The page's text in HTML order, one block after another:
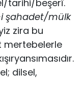
tarihi/beşerî.
şahadet/mülk
zira bu
mertebelerle
dilsel,